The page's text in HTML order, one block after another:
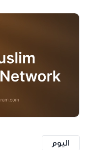
اليوم